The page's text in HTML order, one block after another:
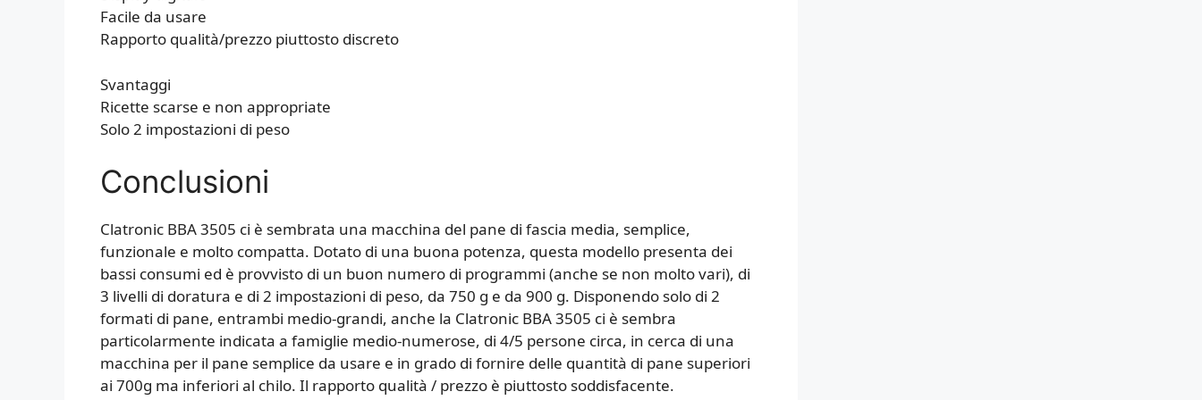
Facile da usare
Rapporto qualità/prezzo piuttosto discreto
Svantaggi
Ricette scarse e non appropriate
Solo 2 impostazioni di peso
Conclusioni
Clatronic BBA 3505 ci è sembrata una macchina del pane di fascia media, semplice,
funzionale e molto compatta. Dotato di una buona potenza, questa modello presenta dei
bassi consumi ed è provvisto di un buon numero di programmi (anche se non molto vari), di
3 livelli di doratura e di 2 impostazioni di peso, da 750 g e da 900 g. Disponendo solo di 2
formati di pane, entrambi medio-grandi, anche la Clatronic BBA 3505 ci è sembra
particolarmente indicata a famiglie medio-numerose, di 4/5 persone circa, in cerca di una
macchina per il pane semplice da usare e in grado di fornire delle quantità di pane superiori
ai 700g ma inferiori al chilo. Il rapporto qualità / prezzo è piuttosto soddisfacente.